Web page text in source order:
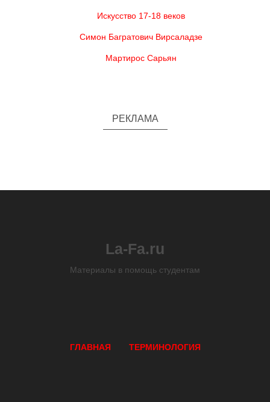
Искусство 17-18 веков
Симон Багратович Вирсаладзе
Мартирос Сарьян
РЕКЛАМА
La-Fa.ru
Материалы в помощь студентам
ГЛАВНАЯ ТЕРМИНОЛОГИЯ